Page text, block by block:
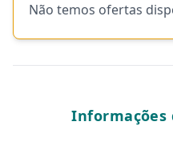
Não temos ofertas
Informações